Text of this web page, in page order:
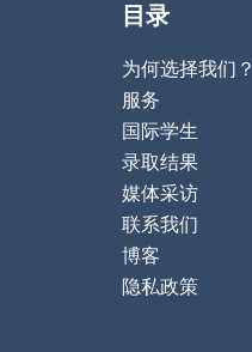
目录
为何选择我们？
服务
国际学生
录取结果
媒体采访
联系我们
博客
隐私政策